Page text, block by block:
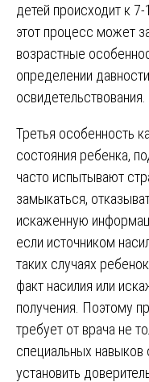
детей происходит к
этот процесс может
возрастные
определении
освидетельствования.
Третья особенность
состояния ребенка,
часто испытывают
замыкаться,
искаженную
если источником
таких случаях
факт насилия или
получения. Поэтому
требует от врача не
специальных
установить